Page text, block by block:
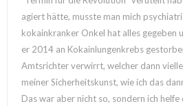
agiert hätte, musste man mich
kokainkranker Onkel hat alles gegeben
er 2014 an Kokainlungenkrebs
Amtsrichter verwirrt, welcher dann
meiner Sicherheitskunst, wie ich das
Das war aber nicht so, sondern ich